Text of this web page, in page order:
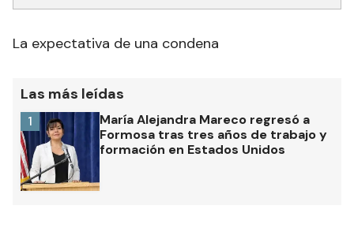
La expectativa de una condena
Las más leídas
María Alejandra Mareco regresó a
Formosa tras tres años de trabajo y
formación en Estados Unidos
1